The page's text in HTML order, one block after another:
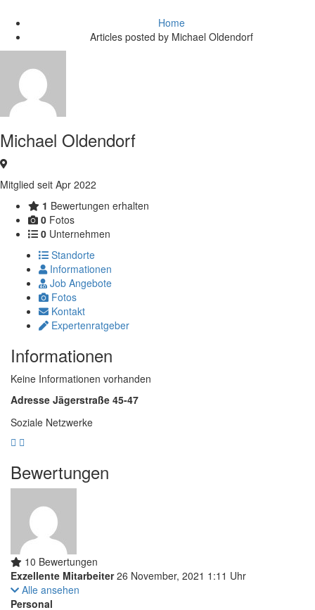
Home
Articles posted by Michael Oldendorf
Michael Oldendorf
Mitglied seit Apr 2022
1 Bewertungen erhalten
0 Fotos
0 Unternehmen
Standorte
Informationen
Job Angebote
Fotos
Kontakt
Expertenratgeber
Informationen
Keine Informationen vorhanden
Adresse Jägerstraße 45-47
Soziale Netzwerke
Bewertungen
10 Bewertungen
Exzellente Mitarbeiter 26 November, 2021 1:11 Uhr
Alle ansehen
Personal